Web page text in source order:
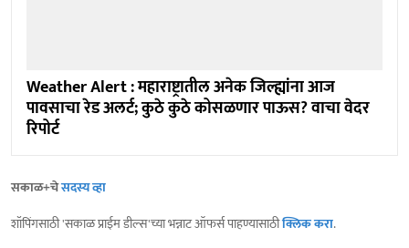
Weather Alert : महाराष्ट्रातील अनेक जिल्ह्यांना आज
पावसाचा रेड अलर्ट; कुठे कुठे कोसळणार पाऊस? वाचा वेदर
रिपोर्ट
सकाळ+चेसदस्य व्हा
शॉपिंगसाठी 'सकाळ प्राईम डील्स'च्या भन्नाट ऑफर्स पाहण्यासाठीक्लिक करा.